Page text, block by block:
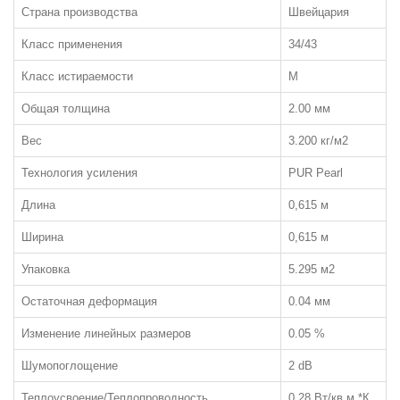
ЛАМИНАТ
ПО КЛАССУ:
32 класс
33 класс
34 класс
ЧАСТО ИЩУТ:
С фаской
Толщиной 12мм
Класса пожарной опасности КМ3
Страна производства Швейцария
Класс применения 34/43
Класс истираемости M
Общая толщина 2.00 мм
Вес 3.200 кг/м2
Технология усиления PUR Pearl
Длина 0,615 м
Ширина 0,615 м
Упаковка 5.295 м2
Остаточная деформация 0.04 мм
Изменение линейных размеров 0.05 %
Шумопоглощение 2 dB